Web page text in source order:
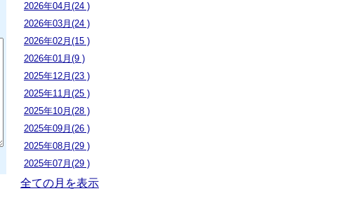
2026年04月(24 )
2026年03月(24 )
2026年02月(15 )
2026年01月(9 )
2025年12月(23 )
2025年11月(25 )
2025年10月(28 )
2025年09月(26 )
2025年08月(29 )
2025年07月(29 )
全ての月を表示